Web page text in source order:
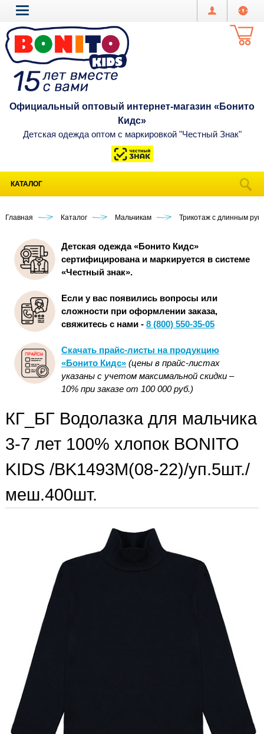
Официальный оптовый интернет-магазин «Бонито
Кидс»
Детская одежда оптом с маркировкой "Честный Знак"
КАТАЛОГ
Главная Каталог Мальчикам Трикотаж с длинным
Детская одежда «Бонито Кидс»
сертифицирована и маркируется в системе
«Честный знак».
Если у вас появились вопросы или
сложности при оформлении заказа,
свяжитесь с нами - 8 (800) 550-35-05
Скачать прайс-листы на продукцию
«Бонито Кидс» (цены в прайс-листах
указаны с учетом максимальной скидки –
10% при заказе от 100 000 руб.)
КГ_БГ Водолазка для мальчика
3-7 лет 100% хлопок BONITO
KIDS /BK1493M(08-22)/уп.5шт./
меш.400шт.